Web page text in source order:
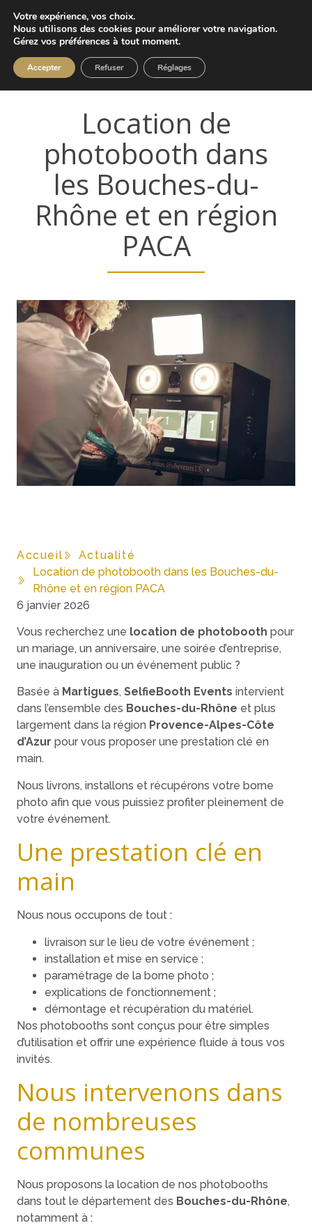
Location de
photobooth dans
les Bouches-du-
Rhône et en région
PACA
Accueil
Actualité
Location de photobooth dans les Bouches-du-
Rhône et en région PACA
6 janvier 2026
Vous recherchez une location de photobooth pour
un mariage, un anniversaire, une soirée d’entreprise,
une inauguration ou un événement public ?
Basée à Martigues, SelfieBooth Events intervient
dans l’ensemble des Bouches-du-Rhône et plus
largement dans la région Provence-Alpes-Côte
d’Azur pour vous proposer une prestation clé en
main.
Nous livrons, installons et récupérons votre borne
photo afin que vous puissiez profiter pleinement de
votre événement.
Une prestation clé en
main
Nous nous occupons de tout :
livraison sur le lieu de votre événement ;
installation et mise en service ;
paramétrage de la borne photo ;
explications de fonctionnement ;
démontage et récupération du matériel.
Nos photobooths sont conçus pour être simples
d’utilisation et offrir une expérience fluide à tous vos
invités.
Nous intervenons dans
de nombreuses
communes
Nous proposons la location de nos photobooths
dans tout le département des Bouches-du-Rhône,
notamment à :
Votre expérience, vos choix.
Nous utilisons des cookies pour améliorer votre navigation.
Gérez vos préférences à tout moment.
Accepter Refuser Réglages